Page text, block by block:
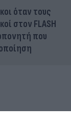
όταν τους
στον FLASH
που